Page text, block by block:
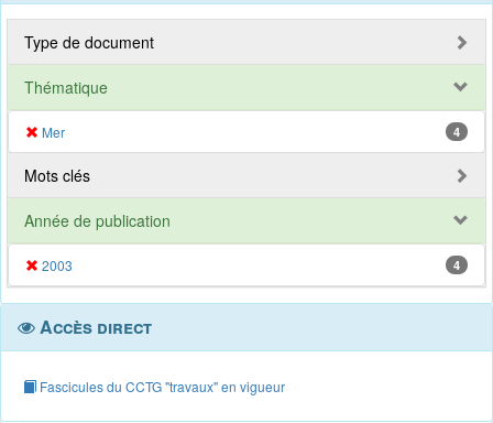
Type de document
Thématique
Mer 4
Mots clés
Année de publication
2003 4
Accès direct
Fascicules du CCTG "travaux" en vigueur